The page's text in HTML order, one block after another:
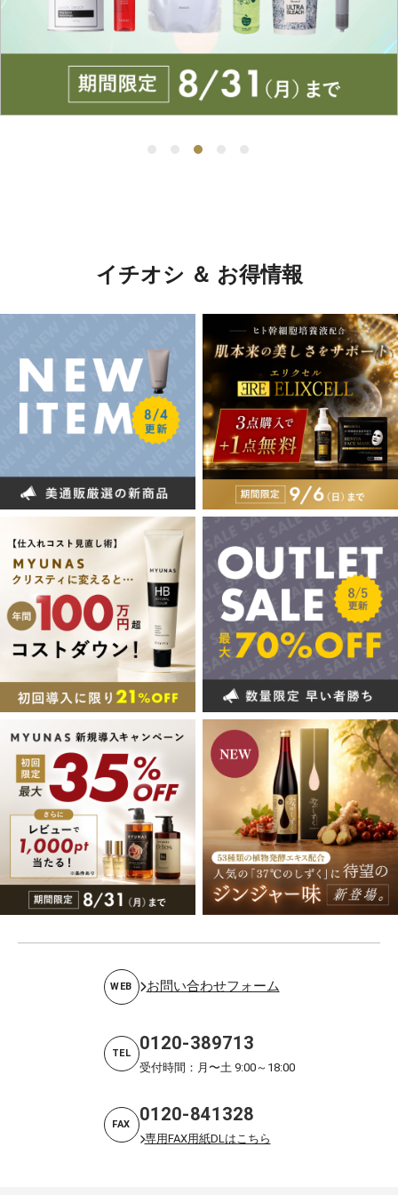
イチオシ ＆ お得情報
WEB お問い合わせフォーム
TEL 0120-389713
受付時間：月〜土 9:00～18:00
FAX 0120-841328
専用FAX用紙DLはこちら